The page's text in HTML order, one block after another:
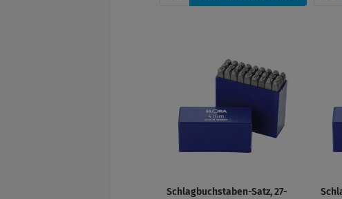
Schlagbuchstaben-Satz, 27-